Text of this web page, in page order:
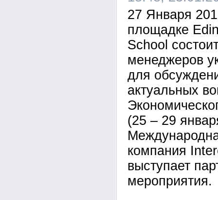
27 Января
площадке
School
менеджеров
для
актуальных
(25 – 29
компания
выступает
мероприятия.